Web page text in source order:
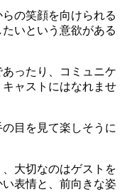
の笑顔を向けられる
いという意欲がある
ったり、コミュニケ
ャストにはなれませ
目を見て楽しそうに
大切なのはゲストを
表情と、前向きな姿